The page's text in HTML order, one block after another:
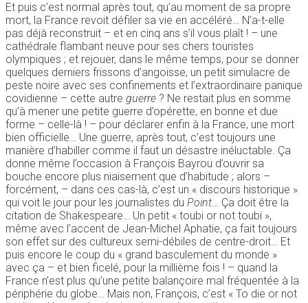
Et puis c’est normal après tout, qu’au moment de sa propre
mort, la France revoit défiler sa vie en accéléré… N’a-t-elle
pas déjà reconstruit – et en cinq ans s’il vous plaît ! – une
cathédrale flambant neuve pour ses chers touristes
olympiques ; et rejouer, dans le même temps, pour se donner
quelques derniers frissons d’angoisse, un petit simulacre de
peste noire avec ses confinements et l’extraordinaire panique
covidienne – cette autre guerre ? Ne restait plus en somme
qu’à mener une petite guerre d’opérette, en bonne et due
forme – celle-là ! – pour déclarer enfin à la France, une mort
bien officielle… Une guerre, après tout, c’est toujours une
manière d’habiller comme il faut un désastre inéluctable. Ça
donne même l’occasion à François Bayrou d’ouvrir sa
bouche encore plus niaisement que d’habitude ; alors –
forcément, – dans ces cas-là, c’est un « discours historique »
qui voit le jour pour les journalistes du Point… Ça doit être la
citation de Shakespeare… Un petit « toubi or not toubi »,
même avec l’accent de Jean-Michel Aphatie, ça fait toujours
son effet sur des cultureux semi-débiles de centre-droit… Et
puis encore le coup du « grand basculement du monde »
avec ça – et bien ficelé, pour la millième fois ! – quand la
France n’est plus qu’une petite balançoire mal fréquentée à la
périphérie du globe… Mais non, François, c’est « To die or not